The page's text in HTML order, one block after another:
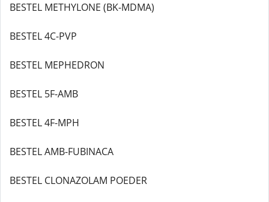
BESTEL METHYLONE (BK-MDMA)
BESTEL 4C-PVP
BESTEL MEPHEDRON
BESTEL 5F-AMB
BESTEL 4F-MPH
BESTEL AMB-FUBINACA
BESTEL CLONAZOLAM POEDER